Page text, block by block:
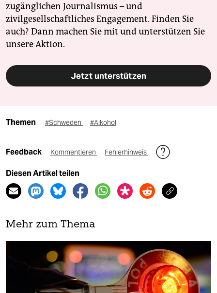
zugänglichen Journalismus – und
zivilgesellschaftliches Engagement. Finden Sie
auch? Dann machen Sie mit und unterstützen Sie
unsere Aktion.
Jetzt unterstützen
Themen #Schweden #Alkohol
Feedback Kommentieren Fehlerhinweis
Diesen Artikel teilen
Mehr zum Thema